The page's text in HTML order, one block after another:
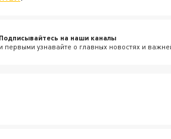
Подписывайтесь на наши каналы
и первыми узнавайте о главных новостях и